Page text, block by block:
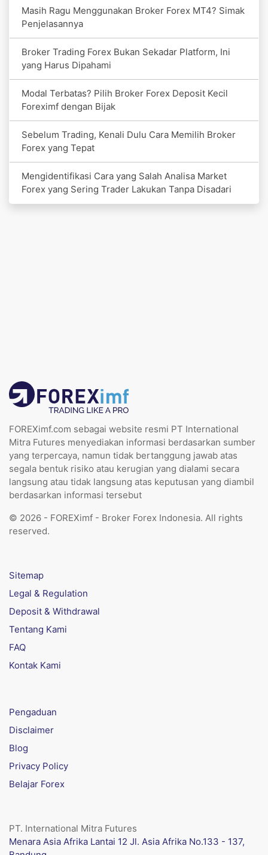
Masih Ragu Menggunakan Broker Forex MT4? Simak
Penjelasannya
Broker Trading Forex Bukan Sekadar Platform, Ini
yang Harus Dipahami
Modal Terbatas? Pilih Broker Forex Deposit Kecil
Foreximf dengan Bijak
Sebelum Trading, Kenali Dulu Cara Memilih Broker
Forex yang Tepat
Mengidentifikasi Cara yang Salah Analisa Market
Forex yang Sering Trader Lakukan Tanpa Disadari
FOREXimf.com sebagai website resmi PT International
Mitra Futures menyediakan informasi berdasarkan sumber
yang terpercaya, namun tidak bertanggung jawab atas
segala bentuk risiko atau kerugian yang dialami secara
langsung atau tidak langsung atas keputusan yang diambil
berdasarkan informasi tersebut
© 2026 - FOREXimf - Broker Forex Indonesia. All rights
reserved.
Sitemap
Legal & Regulation
Deposit & Withdrawal
Tentang Kami
FAQ
Kontak Kami
Pengaduan
Disclaimer
Blog
Privacy Policy
Belajar Forex
PT. International Mitra Futures
Menara Asia Afrika Lantai 12 Jl. Asia Afrika No.133 - 137,